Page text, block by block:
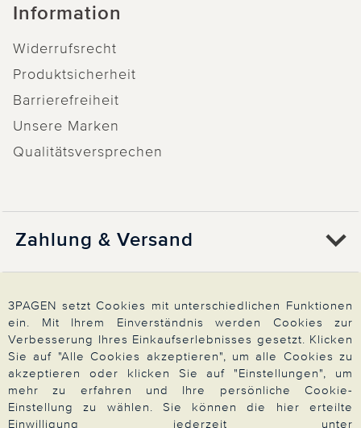
Information
Widerrufsrecht
Produktsicherheit
Barrierefreiheit
Unsere Marken
Qualitätsversprechen
Zahlung & Versand
Über 3PAGEN
Wir beraten Sie gern
Impressum Datenschutz
3PAGEN setzt Cookies mit unterschiedlichen Funktionen
ein. Mit Ihrem Einverständnis werden Cookies zur
Verbesserung Ihres Einkaufserlebnisses gesetzt. Klicken
Sie auf "Alle Cookies akzeptieren", um alle Cookies zu
akzeptieren oder klicken Sie auf "Einstellungen", um
mehr zu erfahren und Ihre persönliche Cookie-
Einstellung zu wählen. Sie können die hier erteilte
Einwilligung jederzeit unter